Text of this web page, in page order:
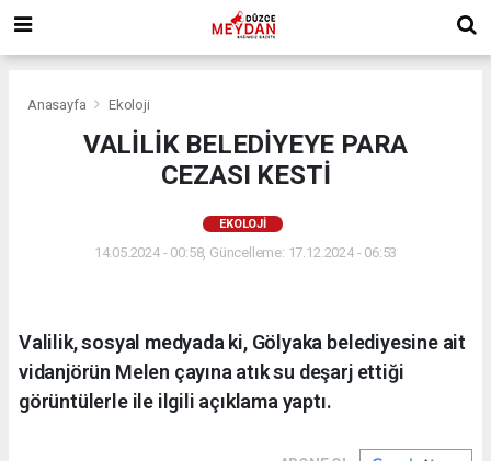
Anasayfa Ekoloji
VALİLİK BELEDİYEYE PARA
CEZASI KESTİ
EKOLOJI
14.05.2024 - 00:58, Güncelleme: 17.12.2024 - 06:53
Valilik, sosyal medyada ki, Gölyaka belediyesine ait
vidanjörün Melen çayına atık su deşarj ettiği
görüntülerle ile ilgili açıklama yaptı.